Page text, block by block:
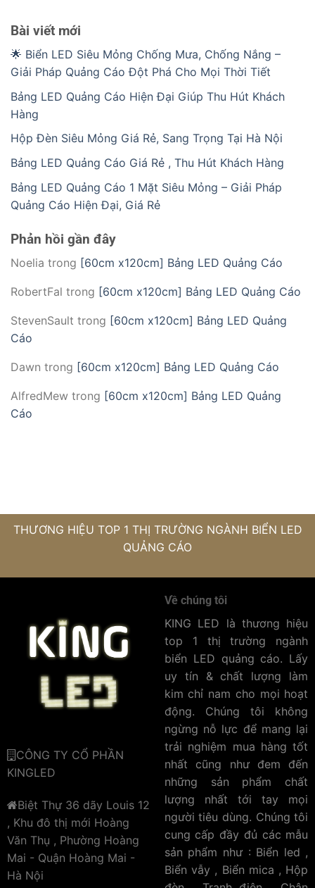
Bài viết mới
🌟 Biển LED Siêu Mỏng Chống Mưa, Chống Nắng –
Giải Pháp Quảng Cáo Đột Phá Cho Mọi Thời Tiết
Bảng LED Quảng Cáo Hiện Đại Giúp Thu Hút Khách
Hàng
Hộp Đèn Siêu Mỏng Giá Rẻ, Sang Trọng Tại Hà Nội
Bảng LED Quảng Cáo Giá Rẻ , Thu Hút Khách Hàng
Bảng LED Quảng Cáo 1 Mặt Siêu Mỏng – Giải Pháp
Quảng Cáo Hiện Đại, Giá Rẻ
Phản hồi gần đây
Noelia trong [60cm x120cm] Bảng LED Quảng Cáo
RobertFal trong [60cm x120cm] Bảng LED Quảng Cáo
StevenSault trong [60cm x120cm] Bảng LED Quảng
Cáo
Dawn trong [60cm x120cm] Bảng LED Quảng Cáo
AlfredMew trong [60cm x120cm] Bảng LED Quảng
Cáo
THƯƠNG HIỆU TOP 1 THỊ TRƯỜNG NGÀNH BIỂN LED
QUẢNG CÁO
CÔNG TY CỔ PHẦN
KINGLED
Biệt Thự 36 dãy Louis 12
, Khu đô thị mới Hoàng
Văn Thụ , Phường Hoàng
Mai - Quận Hoàng Mai -
Hà Nội
Về chúng tôi
KING LED là thương hiệu
top 1 thị trường ngành
biển LED quảng cáo. Lấy
uy tín & chất lượng làm
kim chỉ nam cho mọi hoạt
động. Chúng tôi không
ngừng nỗ lực để mang lại
trải nghiệm mua hàng tốt
nhất cũng như đem đến
những sản phẩm chất
lượng nhất tới tay mọi
người tiêu dùng. Chúng tôi
cung cấp đầy đủ các mẫu
sản phẩm như : Biển led ,
Biển vẫy , Biển mica , Hộp